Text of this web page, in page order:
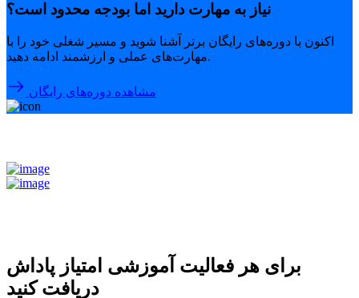
نیاز به مهارت دارید اما بودجه محدود است؟
اکنون با دوره‌های رایگان برتر آشنا شوید و مسیر شغلی خود را با
مهارت‌های عملی و ارزشمند ادامه دهید.
مشاهده دوره‌های رایگان
برای هر فعالیت آموزشی امتیاز پاداش
دریافت کنید